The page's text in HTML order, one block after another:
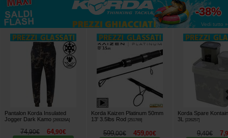
fino al
-38%
Vedi tutto »
Pantalon Korda Insulated
Jogger Dark Kamo [269326A]
74,90€ 64,90€
Korda Kaizen Platinum 50mm
13' 3.5lbs Rod
[251769]
599,00€ 459,00€
Korda Spare
3L
[226257]
9,40€ 7,